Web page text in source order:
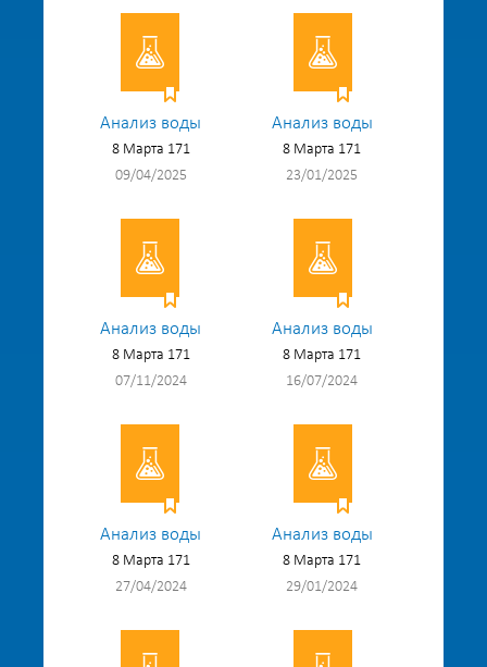
Анализ воды
8 Марта 171
09/04/2025
Анализ воды
8 Марта 171
23/01/2025
Анализ воды
8 Марта 171
07/11/2024
Анализ воды
8 Марта 171
16/07/2024
Анализ воды
8 Марта 171
27/04/2024
Анализ воды
8 Марта 171
29/01/2024